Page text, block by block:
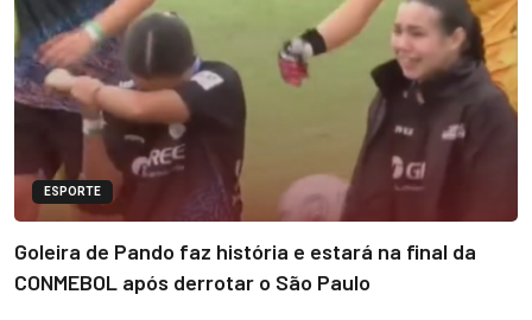
ESPORTE
Goleira de Pando faz história e estará na final da
CONMEBOL após derrotar o São Paulo